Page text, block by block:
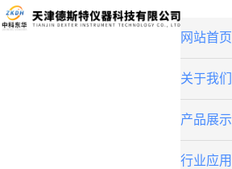
网站首页
关于我们
产品展示
行业应用